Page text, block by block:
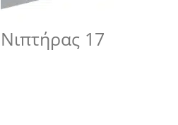
Νιπτήρας 17